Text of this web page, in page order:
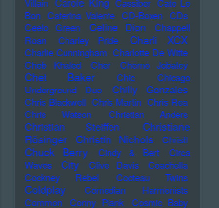
Villain Carole King Cassiber Cate Le
Bon
Caterina Valente CD-Boxen
CDs
Ceelo Green
Celine Dion
Chappell
Roan
Charley Pride Charli XCX
Charlie Cunningham Charlotte De Witte
Cheb Khaled
Cher Cherno Jobatey
Chet Baker Chic
Chicago
Underground Duo
Chilly Gonzales
Chris Blackwell Chris Martin Chris Rea
Chris Watson
Christian Anders
Christian Steiffen
Christiane
Rösinger
Christin Nichols Christl
Chuck Berry Cindy & Bert
Circa
Waves
City Clive Davis
Coachella
Cockney Rebel
Cocteau Twins
Coldplay
Comedian Harmonists
Common
Conny Plank
Cosmic Baby